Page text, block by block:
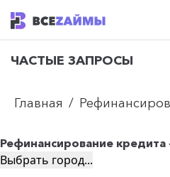
ЧАСТЫЕ ЗАПРОСЫ
Главная /
Рефинансирование
Выбрать город...